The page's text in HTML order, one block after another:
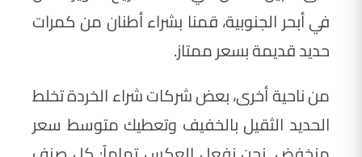
في أبحر الجنوبية، قمنا بشراء أطنان من كمرات
حديد قديمة بسعر ممتاز.
من ناحية أخرى، بعض شركات شراء الخردة تخلط
الحديد الثقيل بالخفيف وتعطيك متوسط سعر